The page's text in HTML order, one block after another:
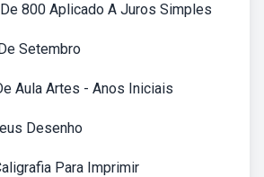
800 Aplicado A Juros Simples
Setembro
Aula Artes - Anos Iniciais
Desenho
Para Imprimir